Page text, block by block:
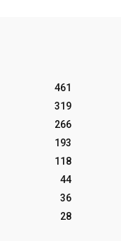
461
319
266
193
118
44
36
28